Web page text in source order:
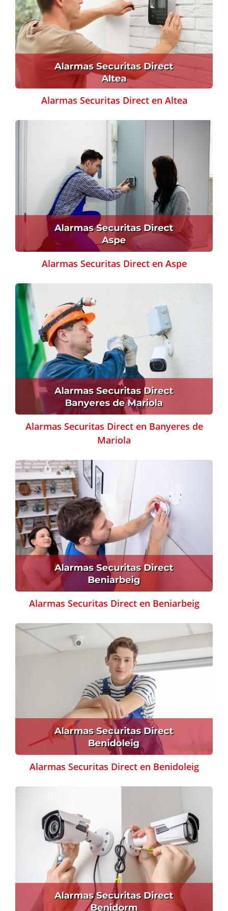
Alarmas Securitas Direct en Altea
Alarmas Securitas Direct en Aspe
Alarmas Securitas Direct en Banyeres de
Mariola
Alarmas Securitas Direct en Beniarbeig
Alarmas Securitas Direct en Benidoleig